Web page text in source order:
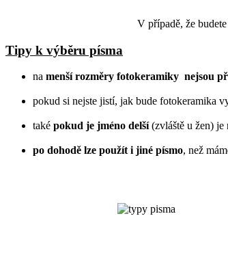
V případě, že
Tipy k výběru písma
na menší rozměry fotokeramiky nejsou
pokud si nejste jistí, jak bude fotokeramika
také pokud je jméno delší(zvláště u žen) je
po dohodě lze použít i jiné písmo, než